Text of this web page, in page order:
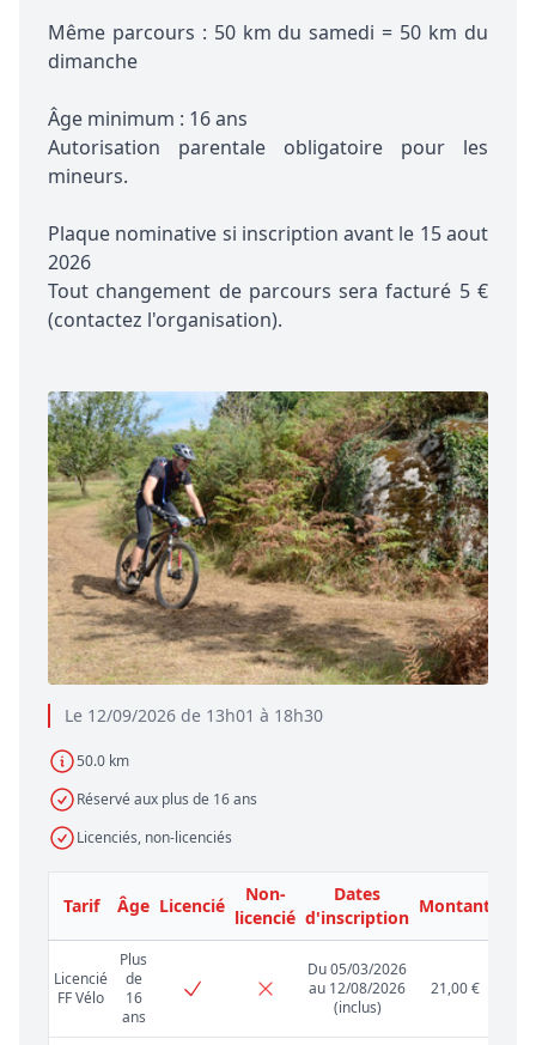
Le 12/09/2026 de 13h01 à 18h30
50.0 km
Réservé aux plus de 16 ans
Licenciés, non-licenciés
Même parcours : 50 km du samedi = 50 km du
dimanche
Âge minimum : 16 ans
Autorisation parentale obligatoire pour les
mineurs.
Plaque nominative si inscription avant le 15 aout
2026
Tout changement de parcours sera facturé 5 €
(contactez l'organisation).
Tarif Âge Licencié
Non-
licencié
Dates
d'inscription
Montant
Licencié
FF Vélo
Plus
de
16
ans
Du 05/03/2026
au 12/08/2026
(inclus)
21,00 €